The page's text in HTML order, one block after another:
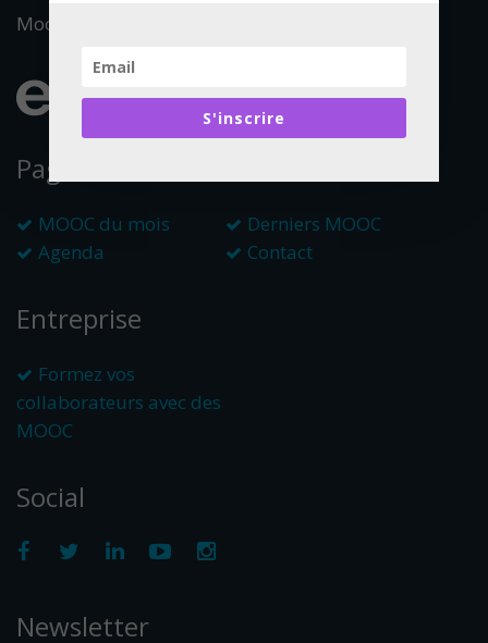
Mooc Francophone fait partie du réseau :
Pages
MOOC du mois
Derniers MOOC
Agenda
Contact
Entreprise
Formez vos
collaborateurs avec des
MOOC
Social
Newsletter
S'inscrire